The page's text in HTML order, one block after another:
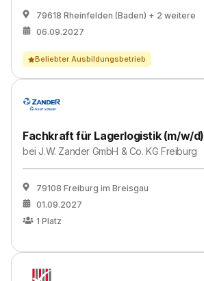
79618 Rheinfelden (Baden) + 2 weitere
06.09.2027
Beliebter Ausbildungsbetrieb
Fachkraft für Lagerlogistik (m/w/d)
bei J.W. Zander GmbH & Co. KG Freiburg
79108 Freiburg im Breisgau
01.09.2027
1 Platz